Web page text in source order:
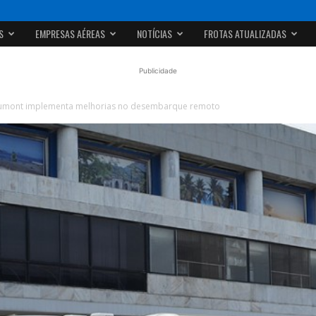
EMPRESAS AÉREAS NOTÍCIAS FROTAS ATUALIZADAS
Publicidade
implementa melhorias no desembarque remoto